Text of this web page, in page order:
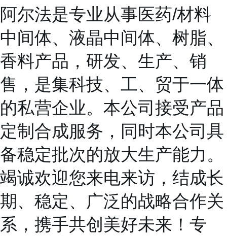
阿尔法是专业从事医药/材料
中间体、液晶中间体、树脂、
香料产品，研发、生产、销
售，是集科技、工、贸于一体
的私营企业。本公司接受产品
定制合成服务，同时本公司具
备稳定批次的放大生产能力。
竭诚欢迎您来电来访，结成长
期、稳定、广泛的战略合作关
系，携手共创美好未来！专